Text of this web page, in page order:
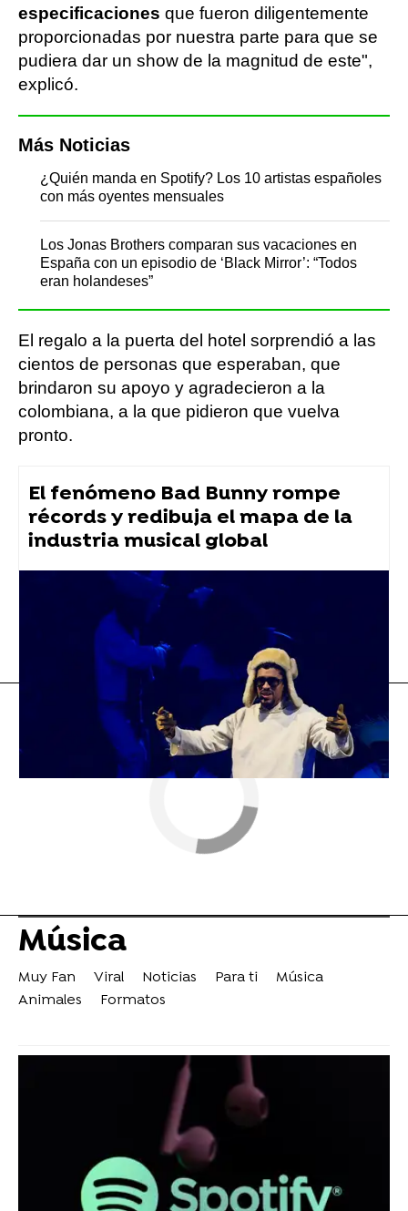
especificaciones que fueron diligentemente
proporcionadas por nuestra parte para que se
pudiera dar un show de la magnitud de este",
explicó.
Más Noticias
¿Quién manda en Spotify? Los 10 artistas españoles
con más oyentes mensuales
Los Jonas Brothers comparan sus vacaciones en
España con un episodio de ‘Black Mirror’: “Todos
eran holandeses”
El regalo a la puerta del hotel sorprendió a las
cientos de personas que esperaban, que
brindaron su apoyo y agradecieron a la
colombiana, a la que pidieron que vuelva
pronto.
El fenómeno Bad Bunny rompe
récords y redibuja el mapa de la
industria musical global
» Música
Música
Muy Fan Viral Noticias Para ti
Música
Animales
Formatos